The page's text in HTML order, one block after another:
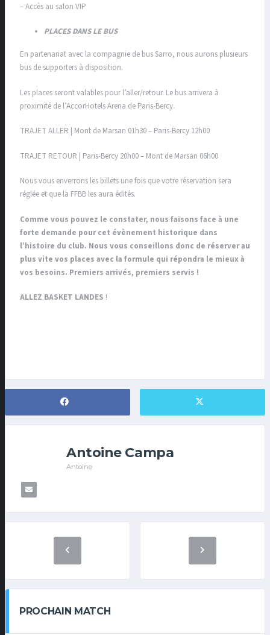
– Accès au salon VIP
PLACES DANS LE BUS
En partenariat avec la compagnie de bus Sarro, nous aurons plusieurs
bus de supporters à disposition.
Les places seront valables pour l’aller/retour. Le bus arrivera à
proximité de l’AccorHotels Arena de Paris-Bercy.
TRAJET ALLER | Mont de Marsan 01h30 – Paris-Bercy 12h00
TRAJET RETOUR | Paris-Bercy 20h00 – Mont de Marsan 06h00
Nous vous enverrons les billets une fois que votre réservation sera
réglée et que la FFBB les aura édités.
Comme vous pouvez le constater, nous faisons face à une
forte demande pour cet évènement historique dans
l’histoire du club. Nous vous conseillons donc de réserver au
plus vite vos places avec la formule qui répondra le mieux à
vos besoins. ​Premiers arrivés, premiers servis !
ALLEZ BASKET LANDES !
Antoine Campa
Antoine
PROCHAIN MATCH